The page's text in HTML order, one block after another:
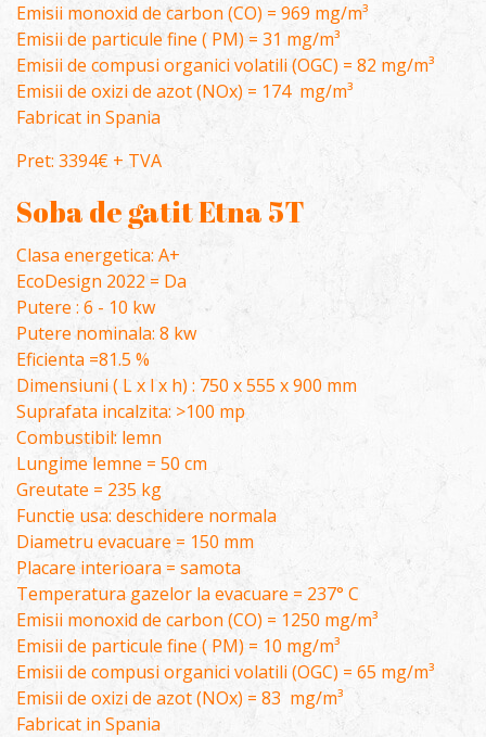
Emisii monoxid de carbon (CO) = 969 mg/m³
Emisii de particule fine ( PM) = 31 mg/m³
Emisii de compusi organici volatili (OGC) = 82 mg/m³
Emisii de oxizi de azot (NOx) = 174 mg/m³
Fabricat in Spania
Pret: 3394€ + TVA
Soba de gatit Etna 5T
Clasa energetica: A+
EcoDesign 2022 = Da
Putere : 6 - 10 kw
Putere nominala: 8 kw
Eficienta =81.5 %
Dimensiuni ( L x l x h) : 750 x 555 x 900 mm
Suprafata incalzita: >100 mp
Combustibil: lemn
Lungime lemne = 50 cm
Greutate = 235 kg
Functie usa: deschidere normala
Diametru evacuare = 150 mm
Placare interioara = samota
Temperatura gazelor la evacuare = 237° C
Emisii monoxid de carbon (CO) = 1250 mg/m³
Emisii de particule fine ( PM) = 10 mg/m³
Emisii de compusi organici volatili (OGC) = 65 mg/m³
Emisii de oxizi de azot (NOx) = 83 mg/m³
Fabricat in Spania